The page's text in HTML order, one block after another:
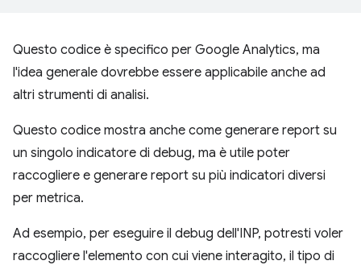
Questo codice è specifico per Google Analytics, ma
l'idea generale dovrebbe essere applicabile anche ad
altri strumenti di analisi.
Questo codice mostra anche come generare report su
un singolo indicatore di debug, ma è utile poter
raccogliere e generare report su più indicatori diversi
per metrica.
Ad esempio, per eseguire il debug dell'INP, potresti voler
raccogliere l'elemento con cui viene interagito, il tipo di